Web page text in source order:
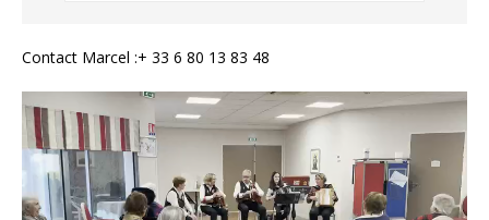
Contact Marcel :+ 33 6 80 13 83 48